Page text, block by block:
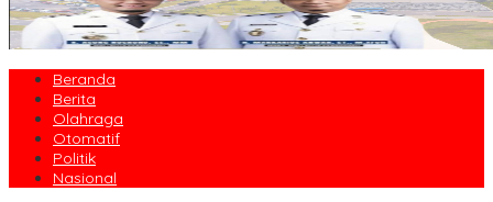
Beranda
Berita
Olahraga
Otomatif
Politik
Nasional